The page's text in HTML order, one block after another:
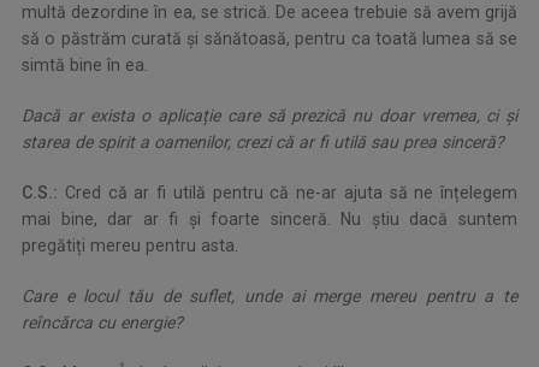
multă dezordine în ea, se strică. De aceea trebuie să avem grijă
să o păstrăm curată și sănătoasă, pentru ca toată lumea să se
simtă bine în ea.
Dacă ar exista o aplicație care să prezică nu doar vremea, ci și
starea de spirit a oamenilor, crezi că ar fi utilă sau prea sinceră?
C.S.: Cred că ar fi utilă pentru că ne-ar ajuta să ne înțelegem
mai bine, dar ar fi și foarte sinceră. Nu știu dacă suntem
pregătiți mereu pentru asta.
Care e locul tău de suflet, unde ai merge mereu pentru a te
reîncărca cu energie?